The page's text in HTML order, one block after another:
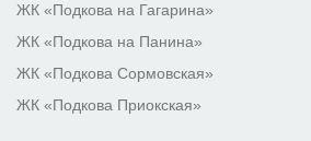
ЖК «Подкова на Гагарина»
ЖК «Подкова на Панина»
ЖК «Подкова Сормовская»
ЖК «Подкова Приокская»